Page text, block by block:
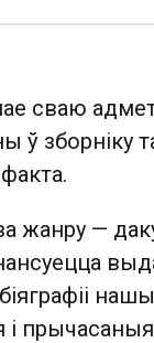
сваю
ў зборніку
жанру —
і